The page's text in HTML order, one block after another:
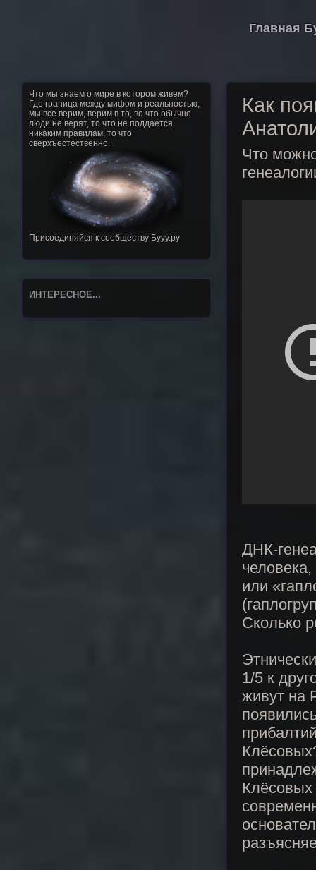
Главная
Что мы знаем о мире в котором живем?
Где граница между мифом и реальностью,
мы все верим, верим в то, во что обычно
люди не верят, то что не поддается
никаким правилам, то что
сверхъестественно.
Присоединяйся к сообществу Бууу.ру
ИНТЕРЕСНОЕ...
Как
Что
ДНК-
или
Сколько
1/5 к
живут на
Клёсовых